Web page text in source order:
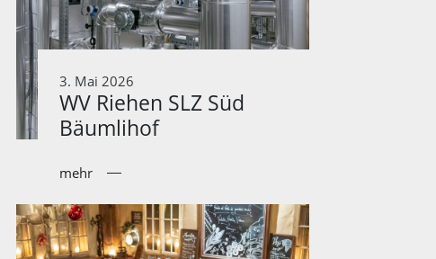
3. Mai 2026
WV Riehen SLZ Süd
Bäumlihof
mehr